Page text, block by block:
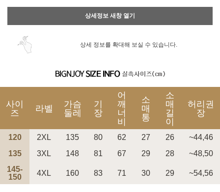
상세정보 새창 열기
상세 정보를 확대해 보실 수 있습니다.
사이
즈
라벨
가슴
둘레
기
장
어
깨
너
비
소
매
통
소
매
길
이
허리권
장
120 2XL 135 80 62 27 26
~44,46
135
3XL 148 81 67 29 28
~48,50
145-
150
4XL 160 83 71 30 29 ~54,56